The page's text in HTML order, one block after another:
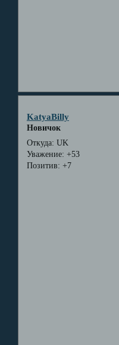
KatyaBilly
Новичок
Откуда: UK
Уважение: +53
Позитив: +7